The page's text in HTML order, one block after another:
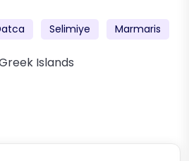
Selimiye Marmaris
Islands